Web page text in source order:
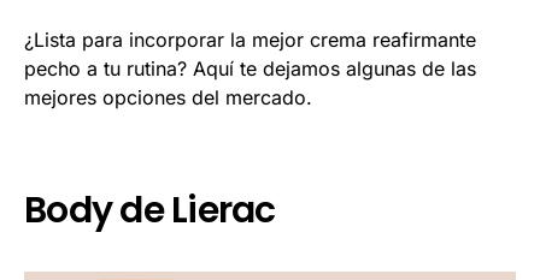
¿Lista para incorporar la mejor crema reafirmante
pecho​ a tu rutina? Aquí te dejamos algunas de las
mejores opciones del mercado.
Body de Lierac